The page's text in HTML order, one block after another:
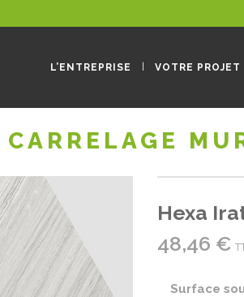
L’ENTREPRISE VOTRE PROJET
CARRELAGE
Hexa
48,46 €
Surface